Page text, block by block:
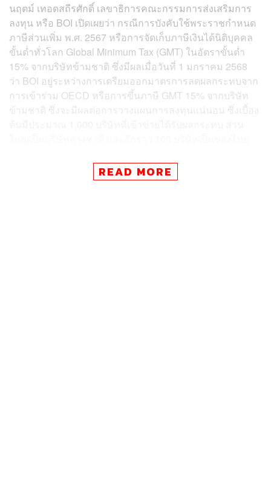
นฤตม์ เทอดสถีรศักดิ์ เลขาธิการคณะกรรมการส่งเสริมการ
ลงทุน หรือ BOI เปิดเผยว่า กรณีการบังคับใช้พระราชกำหนด
ภาษีส่วนเพิ่ม พ.ศ. 2567 หรือการจัดเก็บภาษีเงินได้นิติบุคคล
ขั้นต่ำทั่วโลก Global Minimum Tax (GMT) ในอัตราขั้นต่ำ
15% จากบริษัทข้ามชาติ ซึ่งมีผลเมื่อวันที่ 1 มกราคม 2568
ว่า BOI อยู่ระหว่างการเตรียมออกมาตรการลดผลกระทบจาก
การเข้าร่วม OECD หรือการขึ้นภาษี GMT 15% จากบริษัท
ข้ามชาติ ซึ่งจะมีผลต่อการวางแผนการลงทุนแน่นอน ซึ่งเบื้อง
“บริษัทส่วนใหญ่กังวลว่าจะทำอย่างไรให้บริษัทยังสามารถ
แข่งขันได้ ในขณะที่ต้องจ่ายภาษีเพิ่มเติมให้รัฐบาล BOI
READ MORE